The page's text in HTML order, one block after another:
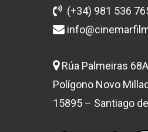
(+34) 981 536
Rúa Palmeiras 68A
Polígono Novo
15895 – Santiago